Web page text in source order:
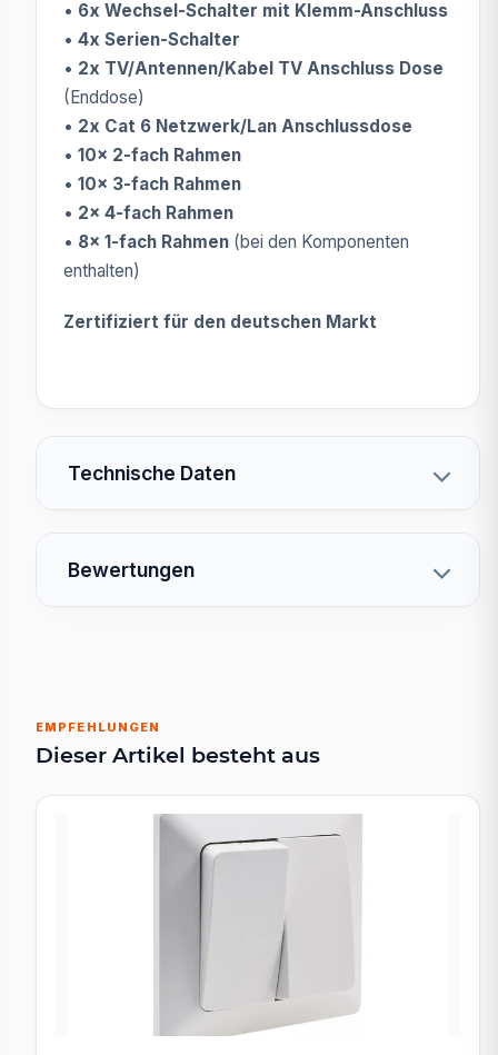
• 6x Wechsel-Schalter mit Klemm-Anschluss
• 4x Serien-Schalter
• 2x TV/Antennen/Kabel TV Anschluss Dose
(Enddose)
• 2x Cat 6 Netzwerk/Lan Anschlussdose
• 10x 2-fach Rahmen
• 10x 3-fach Rahmen
• 2x 4-fach Rahmen
• 8x 1-fach Rahmen (bei den Komponenten
enthalten)
Zertifiziert für den deutschen Markt
Technische Daten
Bewertungen
EMPFEHLUNGEN
Dieser Artikel besteht aus